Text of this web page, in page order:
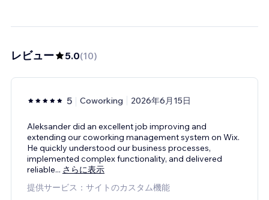
レビュー 5.0(10)
5 Coworking 2026年6月15日
Aleksander did an excellent job improving and
extending our coworking management system on Wix.
He quickly understood our business processes,
implemented complex functionality, and delivered
reliable... さらに表示
提供サービス：サイトのカスタム機能